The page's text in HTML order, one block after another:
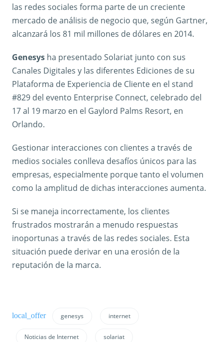
las redes sociales forma parte de un creciente
mercado de análisis de negocio que, según Gartner,
alcanzará los 81 mil millones de dólares en 2014.
Genesys ha presentado Solariat junto con sus
Canales Digitales y las diferentes Ediciones de su
Plataforma de Experiencia de Cliente en el stand
#829 del evento Enterprise Connect, celebrado del
17 al 19 marzo en el Gaylord Palms Resort, en
Orlando.
Gestionar interacciones con clientes a través de
medios sociales conlleva desafíos únicos para las
empresas, especialmente porque tanto el volumen
como la amplitud de dichas interacciones aumenta.
Si se maneja incorrectamente, los clientes
frustrados mostrarán a menudo respuestas
inoportunas a través de las redes sociales. Esta
situación puede derivar en una erosión de la
reputación de la marca.
genesys internet
Noticias de Internet solariat